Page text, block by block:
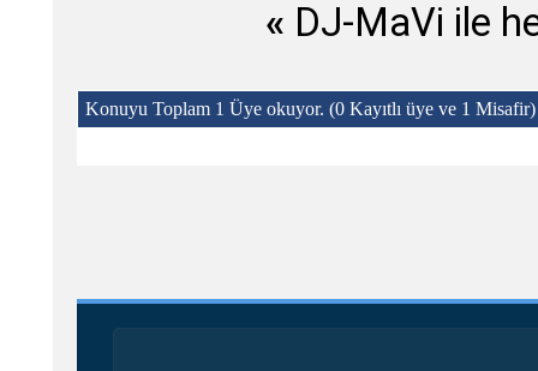
« DJ-MaVi ile
Konuyu Toplam 1 Üye okuyor. (0 Kayıtlı üye ve 1 Misafir)